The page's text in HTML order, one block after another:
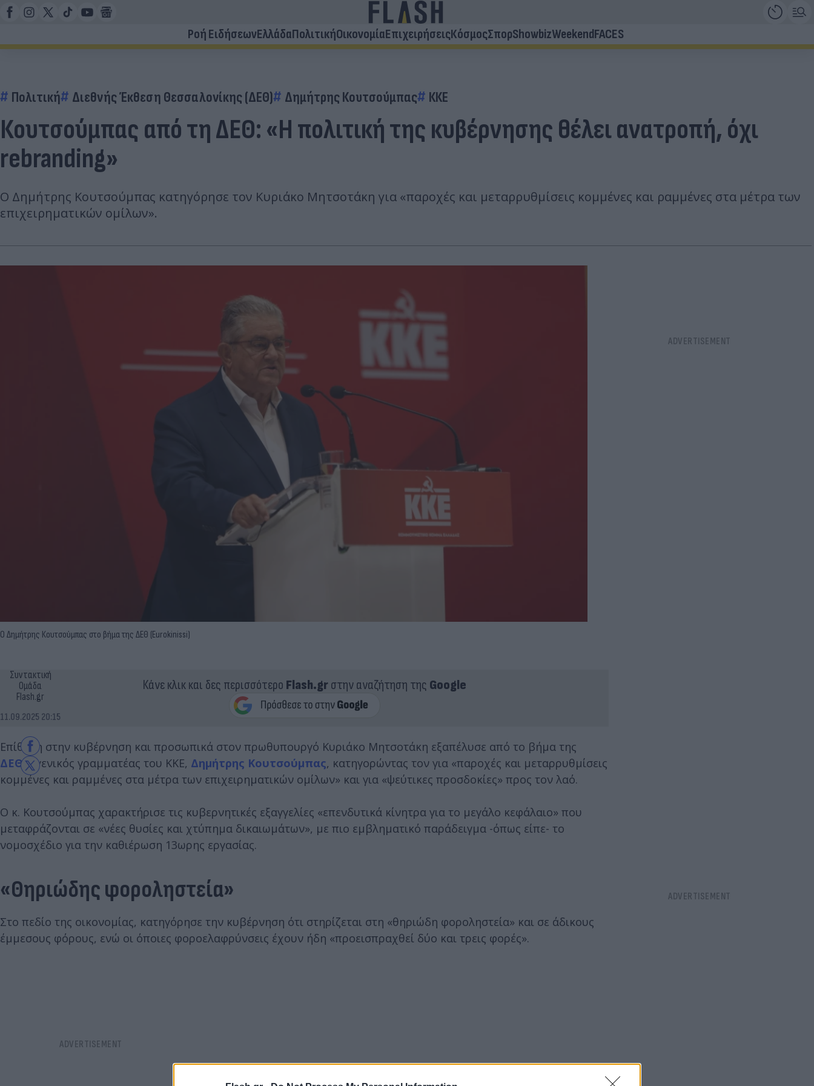
Ροή ΕιδήσεωνΕλλάδαΠολιτικήΟικονομίαΕπιχειρήσειςΚόσμοςΣπορShowbizWeekendFACES
Πολιτική Διεθνής Έκθεση Θεσσαλονίκης (ΔΕΘ) Δημήτρης Κουτσούμπας ΚΚΕ
Κουτσούμπας από τη ΔΕΘ: «Η πολιτική της κυβέρνησης θέλει ανατροπή, όχι
rebranding»
Ο Δημήτρης Κουτσούμπας κατηγόρησε τον Κυριάκο Μητσοτάκη για «παροχές και μεταρρυθμίσεις κομμένες και ραμμένες στα μέτρα των
επιχειρηματικών ομίλων».
Ο Δημήτρης Κουτσούμπας στο βήμα της ΔΕΘ (Eurokinissi)
Συντακτική
Ομάδα
Flash.gr
11.09.2025 20:15
Κάνε κλικ και δες περισσότερο Flash.grστην αναζήτηση της Google
Επίθεση στην κυβέρνηση και προσωπικά στον πρωθυπουργό Κυριάκο Μητσοτάκη εξαπέλυσε από το βήμα της
ΔΕΘο γενικός γραμματέας του ΚΚΕ, Δημήτρης Κουτσούμπας, κατηγορώντας τον για «παροχές και μεταρρυθμίσεις
κομμένες και ραμμένες στα μέτρα των επιχειρηματικών ομίλων» και για «ψεύτικες προσδοκίες» προς τον λαό.
Ο κ. Κουτσούμπας χαρακτήρισε τις κυβερνητικές εξαγγελίες «επενδυτικά κίνητρα για το μεγάλο κεφάλαιο» που
μεταφράζονται σε «νέες θυσίες και χτύπημα δικαιωμάτων», με πιο εμβληματικό παράδειγμα -όπως είπε- το
νομοσχέδιο για την καθιέρωση 13ωρης εργασίας.
«Θηριώδης φοροληστεία»
Στο πεδίο της οικονομίας, κατηγόρησε την κυβέρνηση ότι στηρίζεται στη «θηριώδη φοροληστεία» και σε άδικους
έμμεσους φόρους, ενώ οι όποιες φοροελαφρύνσεις έχουν ήδη «προεισπραχθεί δύο και τρεις φορές».